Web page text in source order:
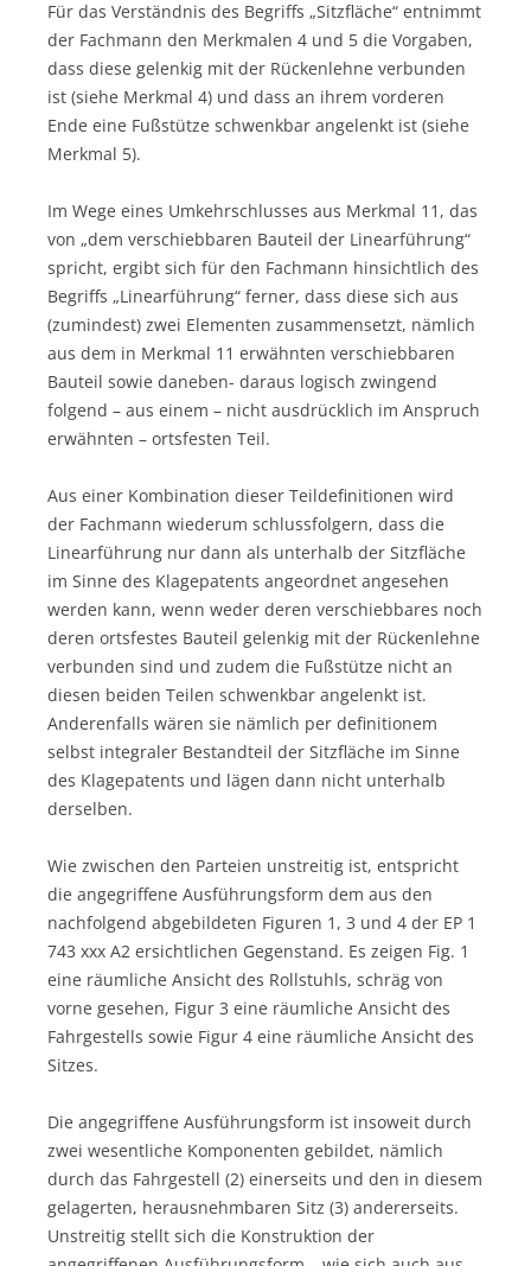
Für das Verständnis des Begriffs „Sitzfläche“ entnimmt
der Fachmann den Merkmalen 4 und 5 die Vorgaben,
dass diese gelenkig mit der Rückenlehne verbunden
ist (siehe Merkmal 4) und dass an ihrem vorderen
Ende eine Fußstütze schwenkbar angelenkt ist (siehe
Merkmal 5).
Im Wege eines Umkehrschlusses aus Merkmal 11, das
von „dem verschiebbaren Bauteil der Linearführung“
spricht, ergibt sich für den Fachmann hinsichtlich des
Begriffs „Linearführung“ ferner, dass diese sich aus
(zumindest) zwei Elementen zusammensetzt, nämlich
aus dem in Merkmal 11 erwähnten verschiebbaren
Bauteil sowie daneben- daraus logisch zwingend
folgend – aus einem – nicht ausdrücklich im Anspruch
erwähnten – ortsfesten Teil.
Aus einer Kombination dieser Teildefinitionen wird
der Fachmann wiederum schlussfolgern, dass die
Linearführung nur dann als unterhalb der Sitzfläche
im Sinne des Klagepatents angeordnet angesehen
werden kann, wenn weder deren verschiebbares noch
deren ortsfestes Bauteil gelenkig mit der Rückenlehne
verbunden sind und zudem die Fußstütze nicht an
diesen beiden Teilen schwenkbar angelenkt ist.
Anderenfalls wären sie nämlich per definitionem
selbst integraler Bestandteil der Sitzfläche im Sinne
des Klagepatents und lägen dann nicht unterhalb
derselben.
Wie zwischen den Parteien unstreitig ist, entspricht
die angegriffene Ausführungsform dem aus den
nachfolgend abgebildeten Figuren 1, 3 und 4 der EP 1
743 xxx A2 ersichtlichen Gegenstand. Es zeigen Fig. 1
eine räumliche Ansicht des Rollstuhls, schräg von
vorne gesehen, Figur 3 eine räumliche Ansicht des
Fahrgestells sowie Figur 4 eine räumliche Ansicht des
Sitzes.
Die angegriffene Ausführungsform ist insoweit durch
zwei wesentliche Komponenten gebildet, nämlich
durch das Fahrgestell (2) einerseits und den in diesem
gelagerten, herausnehmbaren Sitz (3) andererseits.
Unstreitig stellt sich die Konstruktion der